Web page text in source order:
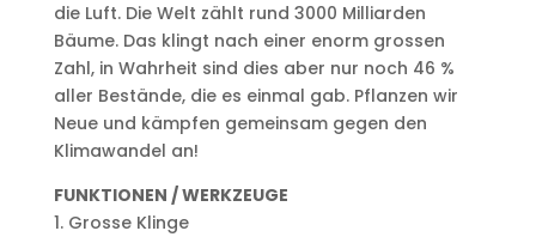
die Luft. Die Welt zählt rund 3000 Milliarden
Bäume. Das klingt nach einer enorm grossen
Zahl, in Wahrheit sind dies aber nur noch 46 %
aller Bestände, die es einmal gab. Pflanzen wir
Neue und kämpfen gemeinsam gegen den
Klimawandel an!
FUNKTIONEN / WERKZEUGE
1. Grosse Klinge